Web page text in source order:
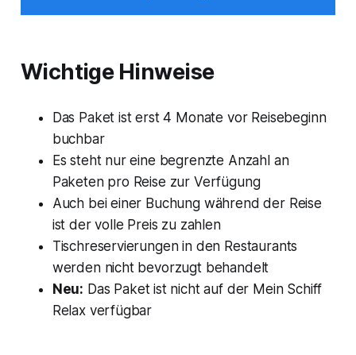
Wichtige Hinweise
Das Paket ist erst 4 Monate vor Reisebeginn
buchbar
Es steht nur eine begrenzte Anzahl an
Paketen pro Reise zur Verfügung
Auch bei einer Buchung während der Reise
ist der volle Preis zu zahlen
Tischreservierungen in den Restaurants
werden nicht bevorzugt behandelt
Neu: Das Paket ist nicht auf der Mein Schiff
Relax verfügbar